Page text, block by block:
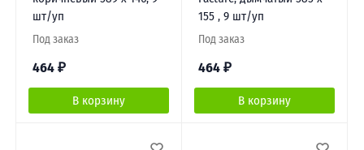
шт/уп
Под заказ
464 ₽
В корзину
155 , 9 шт/уп
Под заказ
464 ₽
В корзину